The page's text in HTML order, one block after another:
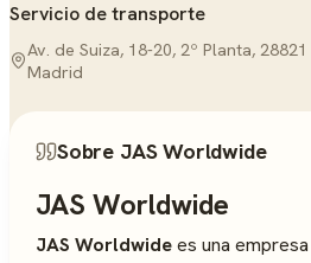
Servicio de transporte
Av. de Suiza, 18-20, 2º Planta,
Madrid
Sobre JAS Worldwide
JAS Worldwide
JAS Worldwidees una